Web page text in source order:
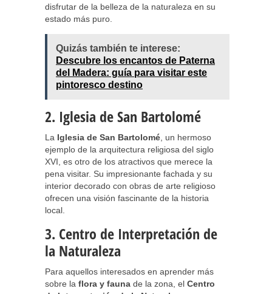
disfrutar de la belleza de la naturaleza en su
estado más puro.
Quizás también te interese:
Descubre los encantos de Paterna
del Madera: guía para visitar este
pintoresco destino
2. Iglesia de San Bartolomé
La Iglesia de San Bartolomé , un hermoso
ejemplo de la arquitectura religiosa del siglo
XVI, es otro de los atractivos que merece la
pena visitar. Su impresionante fachada y su
interior decorado con obras de arte religioso
ofrecen una visión fascinante de la historia
local.
3. Centro de Interpretación de
la Naturaleza
Para aquellos interesados en aprender más
sobre la flora y fauna de la zona, el Centro